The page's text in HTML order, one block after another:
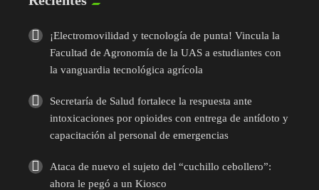
¡Electromovilidad y tecnología de punta! Vincula la
Facultad de Agronomía de la UAS a estudiantes con
la vanguardia tecnológica agrícola
Secretaría de Salud fortalece la respuesta ante
intoxicaciones por opioides con entrega de antídoto y
capacitación al personal de emergencias
Ataca de nuevo el sujeto del “cuchillo cebollero”:
ahora le pegó a un Kiosco